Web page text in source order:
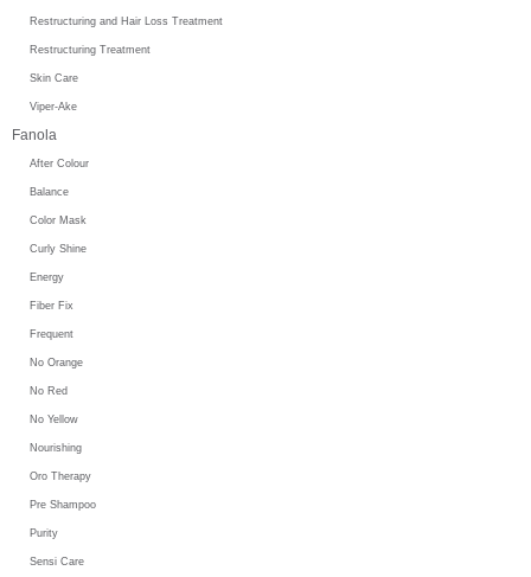
Restructuring and Hair Loss Treatment
Restructuring Treatment
Skin Care
Viper-Ake
Fanola
After Colour
Balance
Color Mask
Curly Shine
Energy
Fiber Fix
Frequent
No Orange
No Red
No Yellow
Nourishing
Oro Therapy
Pre Shampoo
Purity
Sensi Care